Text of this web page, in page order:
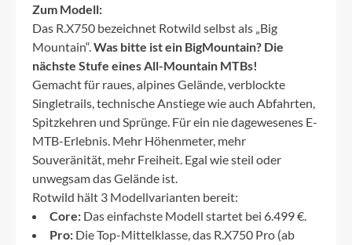
Zum Modell:
Das R.X750 bezeichnet Rotwild selbst als „Big
Mountain“.Was bitte ist ein BigMountain? Die
nächste Stufe eines All-Mountain MTBs!
Gemacht für raues, alpines Gelände, verblockte
Singletrails, technische Anstiege wie auch Abfahrten,
Spitzkehren und Sprünge. Für ein nie dagewesenes E-
MTB-Erlebnis. Mehr Höhenmeter, mehr
Souveränität, mehr Freiheit. Egal wie steil oder
unwegsam das Gelände ist.
Rotwild hält 3 Modellvarianten bereit:
Core: Das einfachste Modell startet bei 6.499 €.
Pro: Die Top-Mittelklasse, das R.X750 Pro (ab